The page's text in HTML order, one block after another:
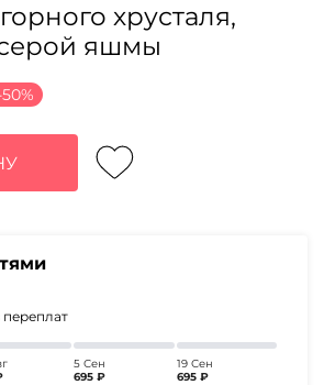
хрусталя,
серой яшмы
переплат
5 Сен
695 ₽
19 Сен
695 ₽